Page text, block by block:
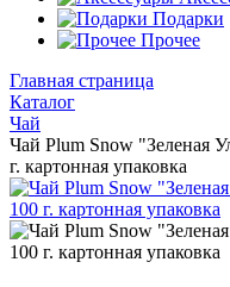
Подарки
Прочее
Главная страница
Каталог
Чай
Чай Plum Snow "Зеленая
г. картонная упаковка